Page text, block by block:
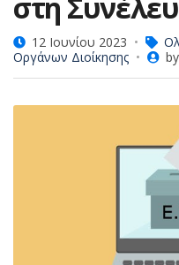
12 Ιουνίου 2023
Οργάνων Διοίκησης
by